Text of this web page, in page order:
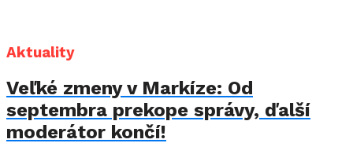
Aktuality
Veľké zmeny v Markíze: Od
septembra prekope správy, ďalší
moderátor končí!